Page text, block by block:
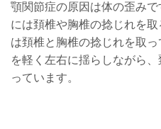
顎関節症の原因は体の歪み
には頚椎や胸椎の捻じれを
は頚椎と胸椎の捻じれを取
を軽く左右に揺らしながら
っています。